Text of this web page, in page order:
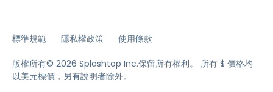
標準規範 隱私權政策 使用條款
版權所有© 2026 Splashtop Inc.保留所有權利。
所有 $ 價格均
以美元標價，另有說明者除外。